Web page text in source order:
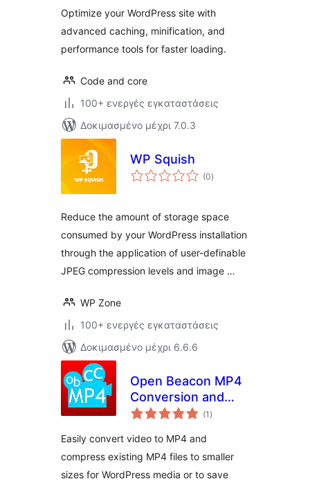
Optimize your WordPress site with
advanced caching, minification, and
performance tools for faster loading.
Code and core
100+ ενεργές εγκαταστάσεις
Δοκιμασμένο μέχρι 7.0.3
WP Squish
(0αξιολογήσεις
σύνολο
)
Reduce the amount of storage space
consumed by your WordPress installation
through the application of user-definable
JPEG compression levels and image …
WP Zone
100+ ενεργές εγκαταστάσεις
Δοκιμασμένο μέχρι 6.6.6
Open Beacon MP4
Conversion and
Compression
(1 αξιολογήσεις
σύνολο
)
Easily convert video to MP4 and
compress existing MP4 files to smaller
sizes for WordPress media or to save